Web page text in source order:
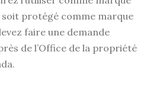
soit protégé comme marque
faire une demande
de l’Office de la propriété